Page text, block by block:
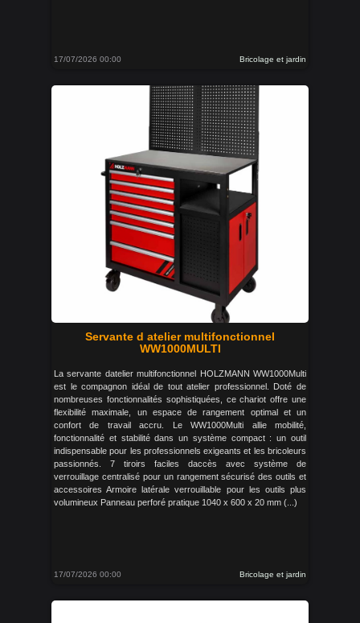
17/07/2026 00:00 Bricolage et jardin
Servante d atelier multifonctionnel
WW1000MULTI
La servante datelier multifonctionnel HOLZMANN WW1000Multi
est le compagnon idéal de tout atelier professionnel. Doté de
nombreuses fonctionnalités sophistiquées, ce chariot offre une
flexibilité maximale, un espace de rangement optimal et un
confort de travail accru. Le WW1000Multi allie mobilité,
fonctionnalité et stabilité dans un système compact : un outil
indispensable pour les professionnels exigeants et les bricoleurs
passionnés. 7 tiroirs faciles daccès avec système de
verrouillage centralisé pour un rangement sécurisé des outils et
accessoires Armoire latérale verrouillable pour les outils plus
volumineux Panneau perforé pratique 1040 x 600 x 20 mm (...)
17/07/2026 00:00 Bricolage et jardin